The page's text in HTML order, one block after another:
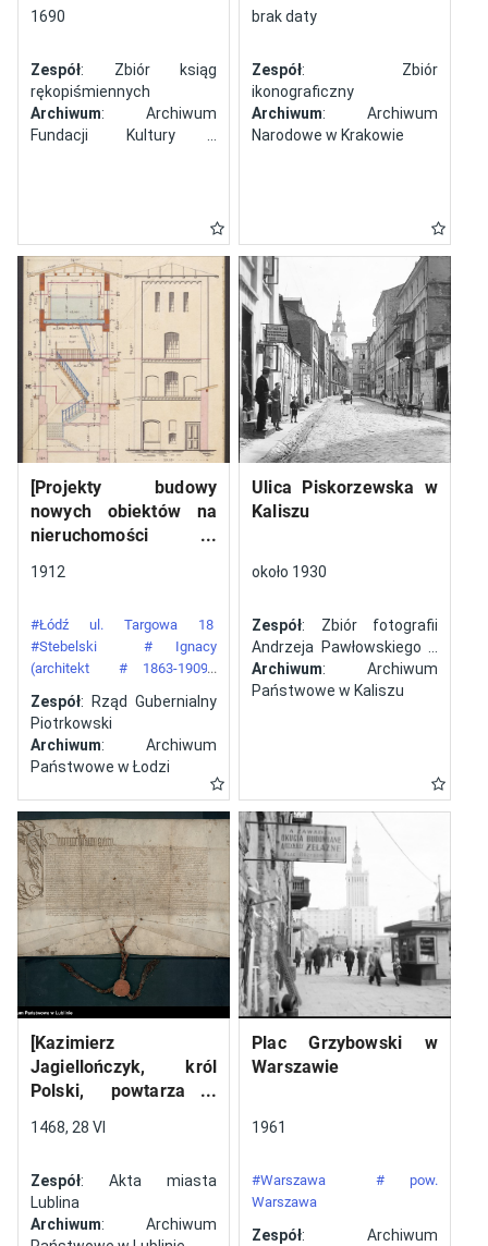
1690
Zespół: Zbiór ksiąg
rękopiśmiennych
Archiwum: Archiwum
Fundacji Kultury i
brak daty
Zespół: Zbiór
ikonograficzny
Archiwum: Archiwum
Narodowe w Krakowie
[Projekty budowy
nowych obiektów na
nieruchomości
numerem 34 przy ulicy
Łodzi]
1912
#Łódź ul. Targowa 18
#Stebelski
# Ignacy
(architekt
# 1863-1909)
Zespół: Rząd Gubernialny
Piotrkowski
Archiwum: Archiwum
Państwowe w Łodzi
Ulica Piskorzewska w
Kaliszu
około 1930
Zespół: Zbiór fotografii
Andrzeja Pawłowskiego z
Kalisza
Archiwum: Archiwum
Państwowe w Kaliszu
[Kazimierz
Jagiellończyk, król
Polski, powtarza i
wystawiony w Lublinie,
Jana ze Szczekocin,
starostę
1468, 28 VI
Zespół: Akta miasta
Lublina
Archiwum: Archiwum
Plac Grzybowski w
Warszawie
1961
#Warszawa
# pow.
Warszawa
Zespół: Archiwum